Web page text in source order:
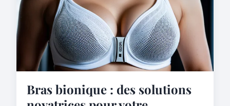
Bras bionique : des solutions